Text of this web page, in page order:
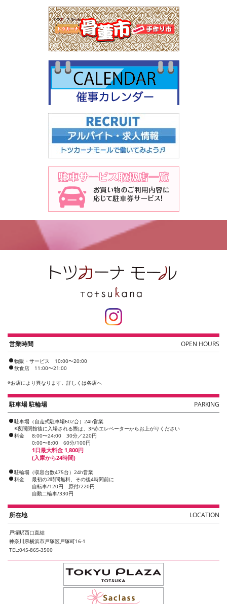
営業時間 OPEN HOURS
物販・サービス 10:00〜20:00
飲食店 11:00〜21:00
※お店により異なります。詳しくは各店へ
駐車場 駐輪場 PARKING
駐車場（自走式駐車場602台）24h営業
※夜間閉館後に入場される際は、3F赤エレベーターからお上がりください
料金
8:00〜24:00 30分／220円
0:00〜8:00 60分/100円
1日最大料金 1,800円
(入庫から24時間)
駐輪場（収容台数475台）24h営業
料金
最初の2時間無料、その後4時間前に
自転車/120円 原付/220円
自動二輪車/330円
所在地 LOCATION
戸塚駅西口直結
神奈川県横浜市戸塚区戸塚町16-1
TEL:045-865-3500